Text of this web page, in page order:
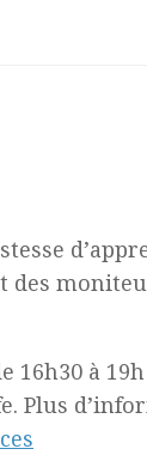
16h30 à
Plus